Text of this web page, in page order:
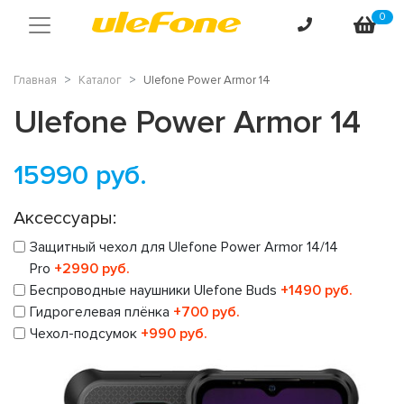
0
Главная Каталог Ulefone Power Armor 14
Ulefone Power Armor 14
15990 руб.
Аксессуары:
Защитный чехол для Ulefone Power Armor 14/14
Pro +2990 руб.
Беспроводные наушники Ulefone Buds +1490 руб.
Гидрогелевая плёнка +700 руб.
Чехол-подсумок +990 руб.